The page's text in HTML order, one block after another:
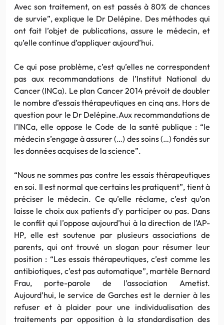
Avec son traitement, on est passés à 80% de chances
de survie”, explique le Dr Delépine. Des méthodes qui
ont fait l’objet de publications, assure le médecin, et
qu’elle continue d’appliquer aujourd’hui.
Ce qui pose problème, c’est qu’elles ne correspondent
pas aux recommandations de l’Institut National du
Cancer (INCa). Le plan Cancer 2014 prévoit de doubler
le nombre d’essais thérapeutiques en cinq ans. Hors de
question pour le Dr Delépine.Aux recommandations de
l’INCa, elle oppose le Code de la santé publique : “le
médecin s’engage à assurer (…) des soins (…) fondés sur
les données acquises de la science”.
“Nous ne sommes pas contre les essais thérapeutiques
en soi. Il est normal que certains les pratiquent”, tient à
préciser le médecin. Ce qu’elle réclame, c’est qu’on
laisse le choix aux patients d’y participer ou pas. Dans
le conflit qui l’oppose aujourd’hui à la direction de l’AP-
HP, elle est soutenue par plusieurs associations de
parents, qui ont trouvé un slogan pour résumer leur
position : “Les essais thérapeutiques, c’est comme les
antibiotiques, c’est pas automatique”, martèle Bernard
Frau, porte-parole de l’association Ametist.
Aujourd’hui, le service de Garches est le dernier à les
refuser et à plaider pour une individualisation des
traitements par opposition à la standardisation des